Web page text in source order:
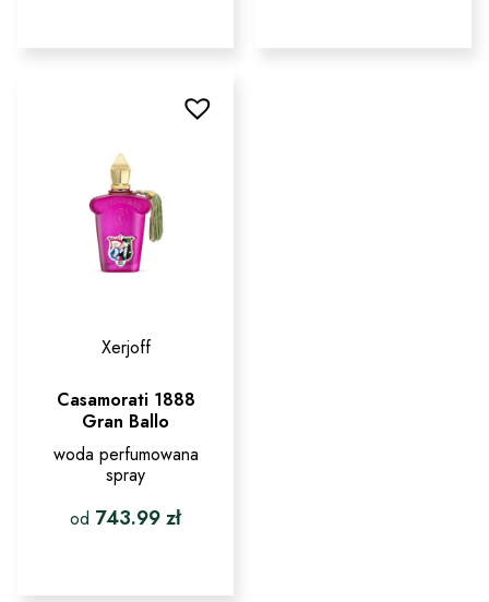
ma
na
stronie
produktu
ma
Xerjoff
Casamorati 1888
Gran Ballo
woda perfumowana
spray
od 743.99zł